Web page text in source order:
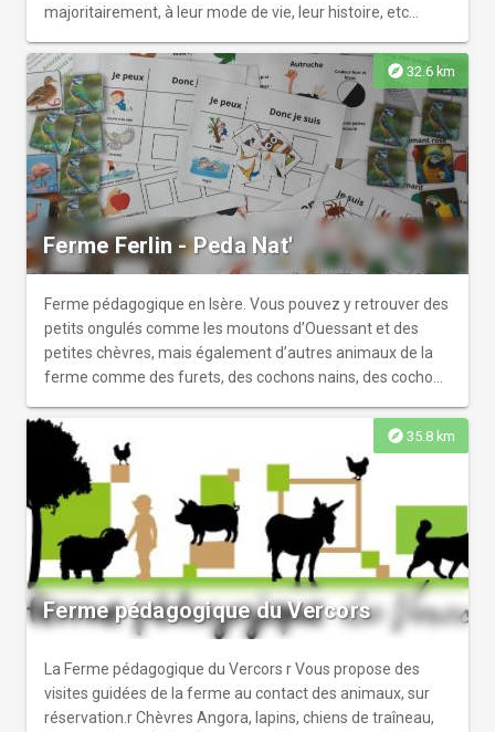
majoritairement, à leur mode de vie, leur histoire, etc...
explore 32.6 km
Ferme Ferlin - Peda Nat'
Ferme pédagogique en Isère. Vous pouvez y retrouver des
petits ongulés comme les moutons d’Ouessant et des
petites chèvres, mais également d’autres animaux de la
ferme comme des furets, des cochons nains, des cochons
explore 35.8 km
Ferme pédagogique du Vercors
La Ferme pédagogique du Vercors r Vous propose des
visites guidées de la ferme au contact des animaux, sur
réservation.r Chèvres Angora, lapins, chiens de traîneau,